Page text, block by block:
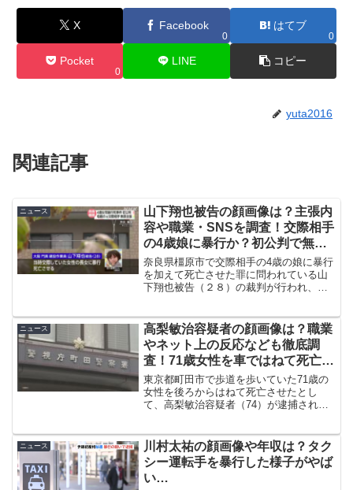
X Facebook
0
はてブ
0
Pocket
0
LINE コピー
yuta2016
関連記事
ニュース
山下翔也被告の顔画像は？主張内
容や職業・SNSを調査！交際相手
の4歳娘に暴行か？初公判で無罪
主張
奈良県橿原市で交際相手の4歳の娘に暴行
を加えて死亡させた罪に問われている山
下翔也被告（２８）の裁判が行われ、無
容や職業、SNS、ネット上の反応など調
査した内容を紹介して...
ニュース
高梨敏治容疑者の顔画像は？職業
やネット上の反応なども徹底調
査！71歳女性を車ではねて死亡さ
せた
東京都町田市で歩道を歩いていた71歳の
女性を後ろからはねて死亡させたとし
て、高梨敏治容疑者（74）が逮捕されま
職業、ネット上の反応などを徹底調査し
ていきたいと思います。
ニュース
川村太祐の顔画像や年収は？タク
シー運転手を暴行した様子がやば
い…